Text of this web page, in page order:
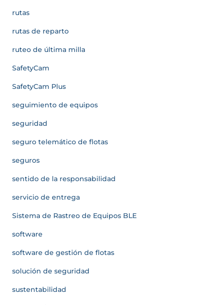
rutas
rutas de reparto
ruteo de última milla
SafetyCam
SafetyCam Plus
seguimiento de equipos
seguridad
seguro telemático de flotas
seguros
sentido de la responsabilidad
servicio de entrega
Sistema de Rastreo de Equipos BLE
software
software de gestión de flotas
solución de seguridad
sustentabilidad